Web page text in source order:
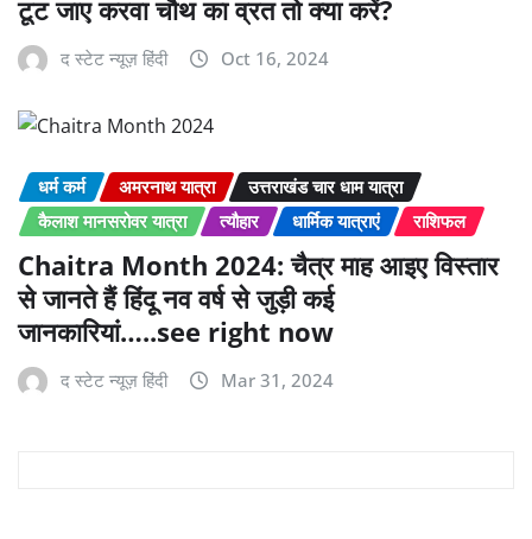
टूट जाए करवा चौथ का व्रत तो क्या करें?
द स्टेट न्यूज़ हिंदी Oct 16, 2024
धर्म कर्म अमरनाथ यात्रा
उत्तराखंड चार धाम यात्रा
कैलाश मानसरोवर यात्रा
त्यौहार धार्मिक यात्राएं राशिफल
Chaitra Month 2024: चैत्र माह आइए विस्तार
से जानते हैं हिंदू नव वर्ष से जुड़ी कई
जानकारियां…..see right now
द स्टेट न्यूज़ हिंदी Mar 31, 2024